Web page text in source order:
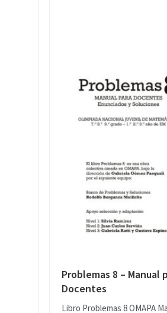
Problemas 8 – Manual
Docentes
Libro Problemas 8 OMAPA